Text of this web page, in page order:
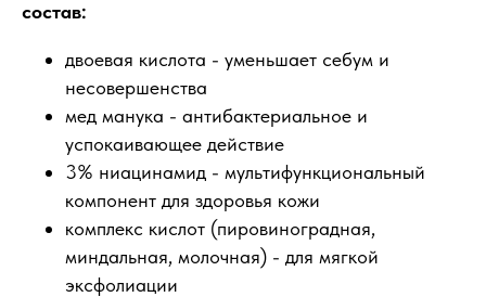
состав:
двоевая кислота - уменьшает себум и
несовершенства
мед манука - антибактериальное и
успокаивающее действие
3% ниацинамид - мультифункциональный
компонент для здоровья кожи
комплекс кислот (пировиноградная,
миндальная, молочная) - для мягкой
эксфолиации